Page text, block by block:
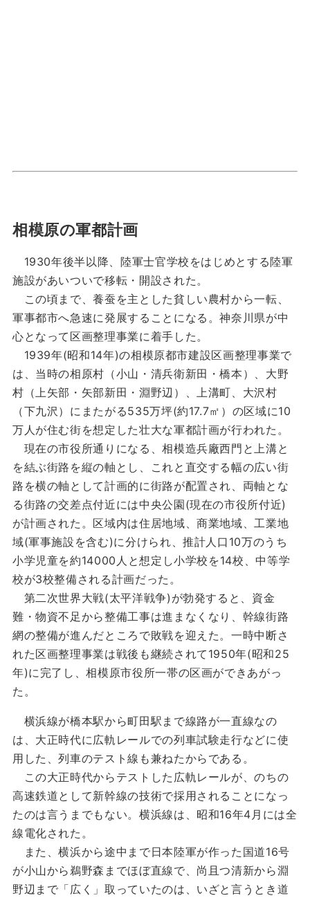
相模原の軍都計画
1930年後半以降、陸軍士官学校をはじめとする陸軍
施設があいついで移転・開設された。
この頃まで、養蚕を主とした貧しい農村から一転、
軍事都市へ急速に発展することになる。神奈川県が中
心となって区画整理事業に着手した。
1939年(昭和14年)の相模原都市建設区画整理事業で
は、当時の相原村（小山・清兵衛新田・橋本）、大野
村（上矢部・矢部新田・淵野辺）、上溝町、大沢村
（下九沢）にまたがる535万坪(約17.7㎡）の区域に10
万人が住む街を想定した壮大な軍都計画が行われた。
現在の市役所通りになる、相模造兵廠西門と上溝と
を結ぶ街路を縦の軸とし、これと直交する幅の広い街
路を横の軸として計画的に街路が配置され、両軸とな
る街路の交差点付近には中央公園(現在の市役所付近)
が計画された。区域内は住居地域、商業地域、工業地
域(軍事施設を含む)に分けられ、推計人口10万のうち
小学児童を約14000人と想定し小学校を14校、中等学
校が3校整備される計画だった。
第二次世界大戦(太平洋戦争)が勃発すると、資金
難・物資不足から整備工事は進まなくなり、幹線街路
網の整備が進んだところで敗戦を迎えた。一時中断さ
れた区画整理事業は戦後も継続されて1950年(昭和25
年)に完了し、相模原市役所一帯の区画ができあがっ
た。
横浜線が橋本駅から町田駅まで線路が一直線なの
は、大正時代に広軌レールでの列車試験走行などに使
用した、列車のテスト線も兼ねたからである。
この大正時代からテストした広軌レールが、のちの
高速鉄道として新幹線の技術で採用されることになっ
たのは言うまでもない。横浜線は、昭和16年4月には全
線電化された。
また、横浜から途中まで日本陸軍が作った国道16号
が小山から鵜野森までほぼ直線で、尚且つ清新から淵
野辺まで「広く」取っていたのは、いざと言うとき道